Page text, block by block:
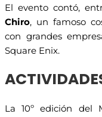
El evento contó,
Chiro, un famoso
con grandes
Square Enix.
La 10º edición del